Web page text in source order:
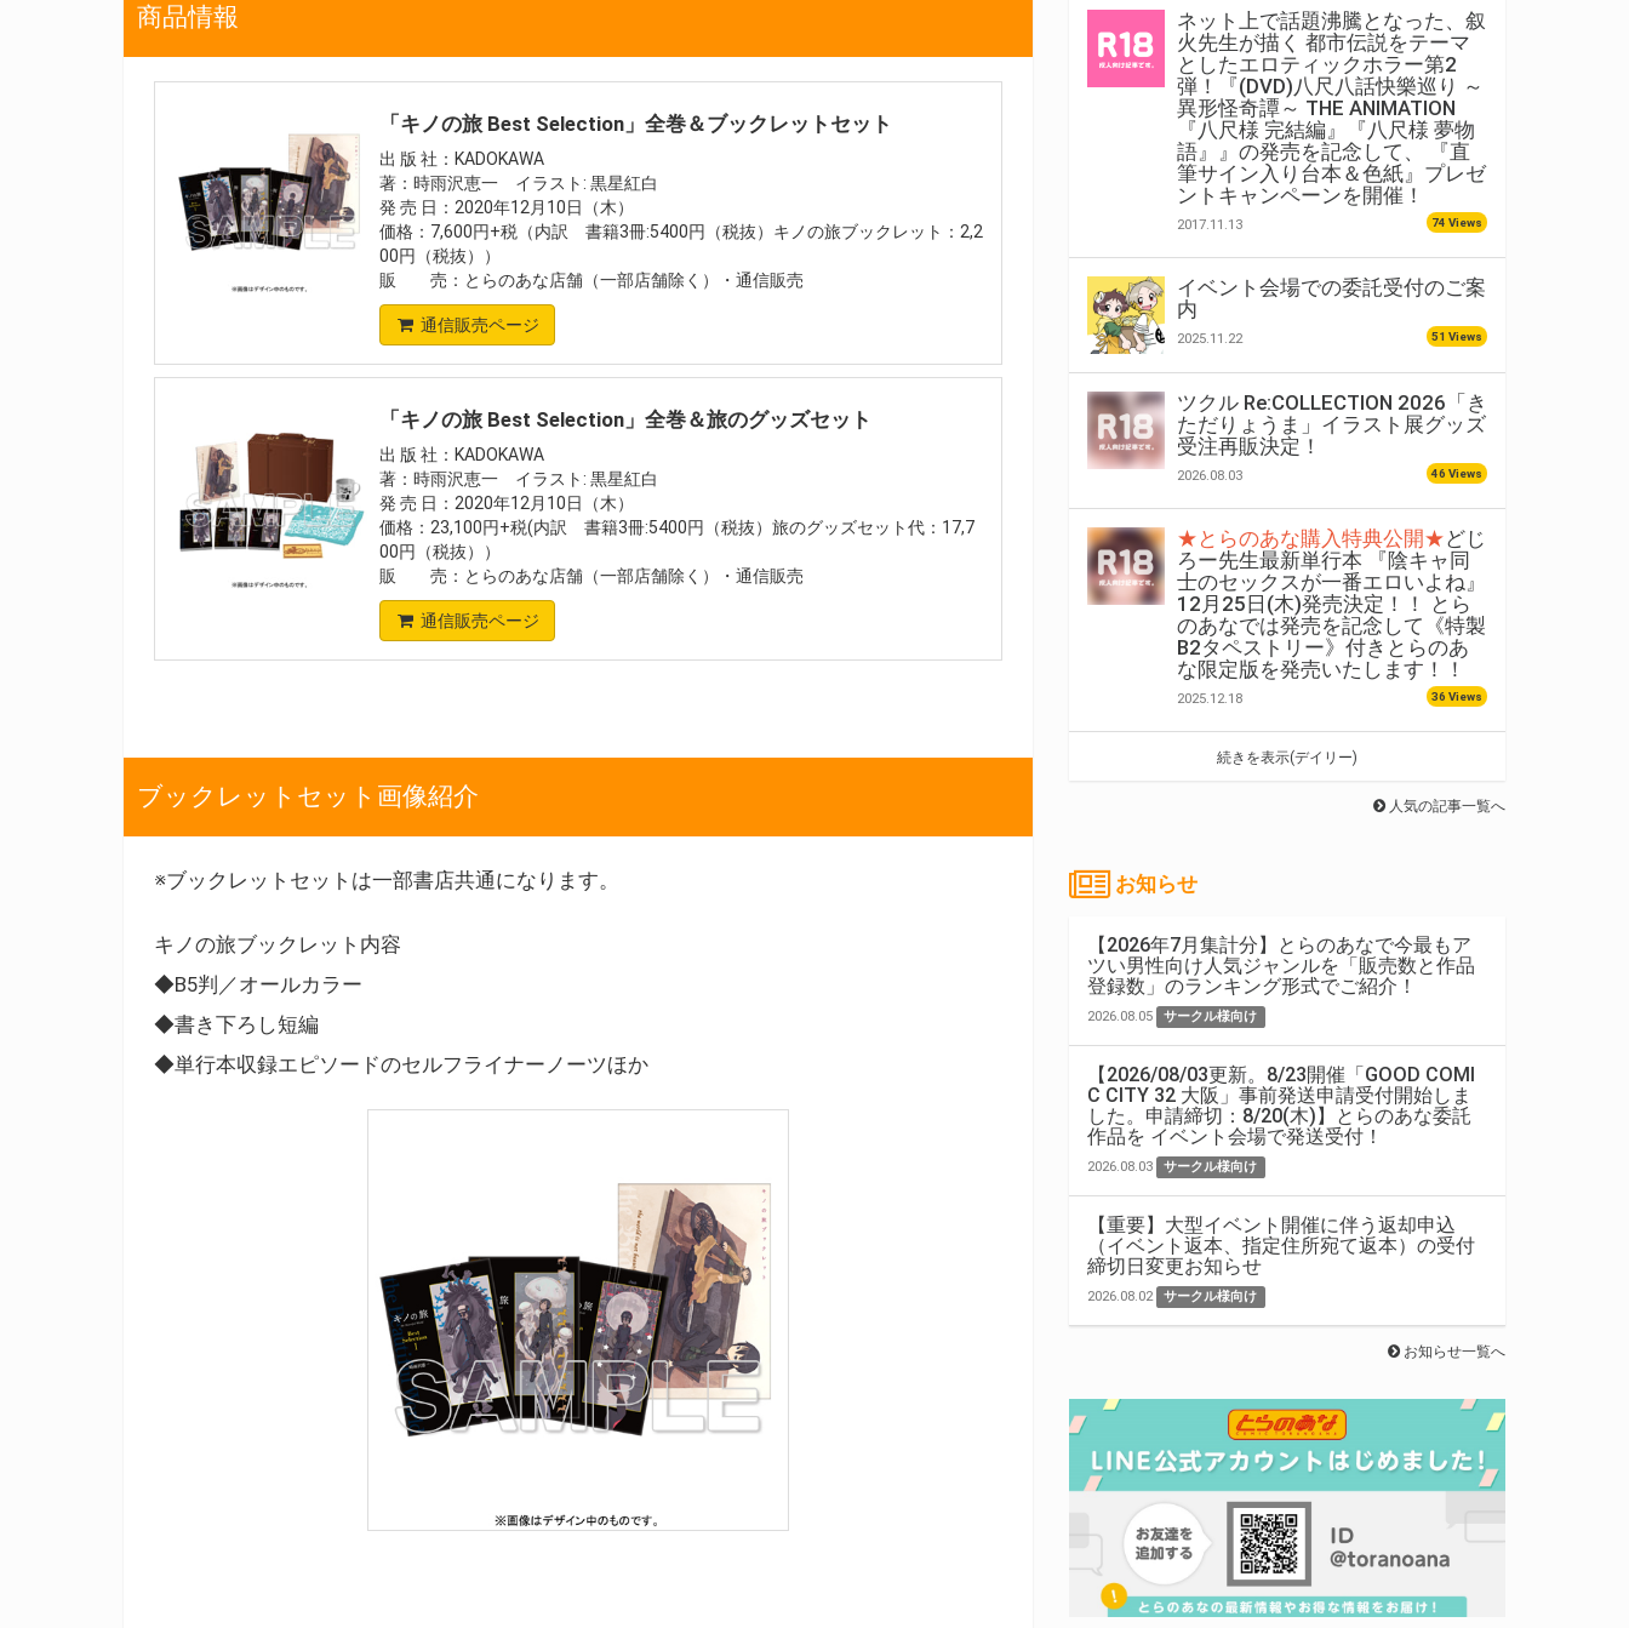
商品情報
「キノの旅 Best Selection」全巻＆ブックレットセット
出 版 社：KADOKAWA
著：時雨沢恵一 イラスト: 黒星紅白
発 売 日：2020年12月10日（木）
価格：7,600円+税（内訳 書籍3冊:5400円（税抜）キノの旅ブックレット：2,2
00円（税抜））
販 売：とらのあな店舗（一部店舗除く）・通信販売
通信販売ページ
「キノの旅 Best Selection」全巻＆旅のグッズセット
出 版 社：KADOKAWA
著：時雨沢恵一 イラスト: 黒星紅白
発 売 日：2020年12月10日（木）
価格：23,100円+税(内訳 書籍3冊:5400円（税抜）旅のグッズセット代：17,7
00円（税抜））
販 売：とらのあな店舗（一部店舗除く）・通信販売
通信販売ページ
ブックレットセット画像紹介
※ブックレットセットは一部書店共通になります。
キノの旅ブックレット内容
◆B5判／オールカラー
◆書き下ろし短編
◆単行本収録エピソードのセルフライナーノーツほか
ネット上で話題沸騰となった、叙
火先生が描く 都市伝説をテーマ
としたエロティックホラー第2
弾！『(DVD)八尺八話快樂巡り ～
異形怪奇譚～ THE ANIMATION
『八尺様 完結編』『八尺様 夢物
語』』の発売を記念して、 『直
筆サイン入り台本＆色紙』プレゼ
ントキャンペーンを開催！
2017.11.13 74 Views
イベント会場での委託受付のご案
内
2025.11.22 51 Views
ツクル Re:COLLECTION 2026「き
ただりょうま」イラスト展グッズ
受注再販決定！
2026.08.03 46 Views
★とらのあな購入特典公開★どじ
ろー先生最新単行本 『陰キャ同
士のセックスが一番エロいよね』
12月25日(木)発売決定！！ とら
のあなでは発売を記念して《特製
B2タペストリー》付きとらのあ
な限定版を発売いたします！！
2025.12.18 36 Views
続きを表示(デイリー)
人気の記事一覧へ
お知らせ
【2026年7月集計分】とらのあなで今最もア
ツい男性向け人気ジャンルを「販売数と作品
登録数」のランキング形式でご紹介！
2026.08.05 サークル様向け
【2026/08/03更新。8/23開催「GOOD COMI
C CITY 32 大阪」事前発送申請受付開始しま
した。申請締切：8/20(木)】とらのあな委託
作品を イベント会場で発送受付！
2026.08.03 サークル様向け
【重要】大型イベント開催に伴う返却申込
（イベント返本、指定住所宛て返本）の受付
締切日変更お知らせ
2026.08.02 サークル様向け
お知らせ一覧へ